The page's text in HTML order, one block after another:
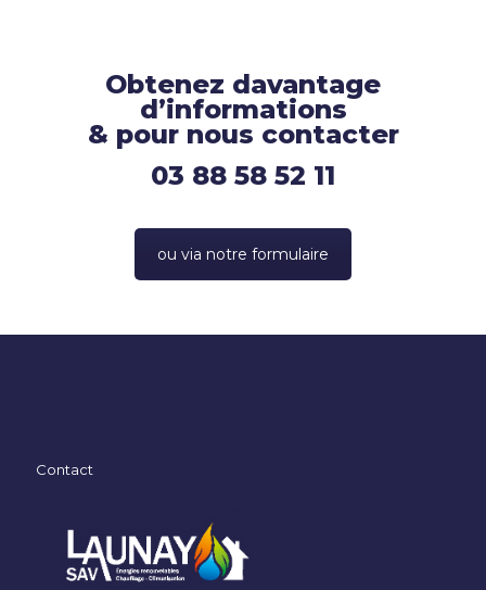
Obtenez davantage
d’informations
& pour nous contacter
03 88 58 52 11
ou via notre formulaire
Contact